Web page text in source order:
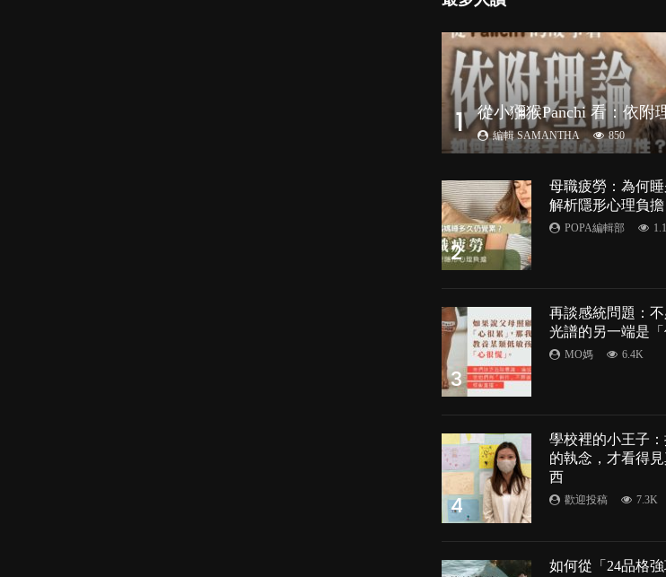
1 編輯 SAMANTHA 850
2
母職疲勞：為何
解析隱形心理負擔
POPA編輯部
3
再談感統問題：不
光譜的另一端是「
MO媽 6.4K
4
學校裡的小王子
的執念，才看得
西
歡迎投稿 7.3K
如何從「24品格